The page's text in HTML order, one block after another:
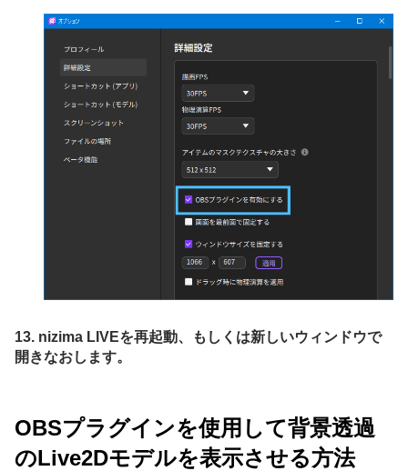
13. nizima LIVEを再起動、もしくは新しいウィンドウで
開きなおします。
OBSプラグインを使用して背景透過
のLive2Dモデルを表示させる方法